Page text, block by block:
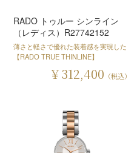
RADO トゥルー シンライン
（レディス）R27742152
薄さと軽さで優れた装着感を実現した
【RADO TRUE THINLINE】
￥312,400 （税込）